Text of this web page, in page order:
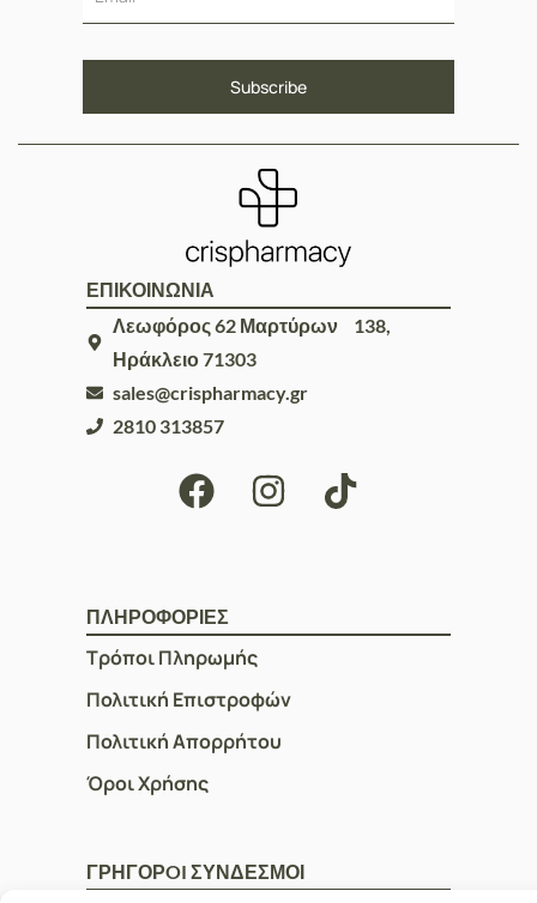
ΕΠΙΚΟΙΝΩΝΙΑ
Λεωφόρος 62 Μαρτύρων 138,
Ηράκλειο 71303
sales@crispharmacy.gr
2810 313857
ΠΛΗΡΟΦΟΡΙΕΣ
Τρόποι Πληρωμής
Πολιτική Επιστροφών
Πολιτική Απορρήτου
Όροι Χρήσης
ΓΡΗΓΟΡOI ΣΥΝΔΕΣΜΟΙ